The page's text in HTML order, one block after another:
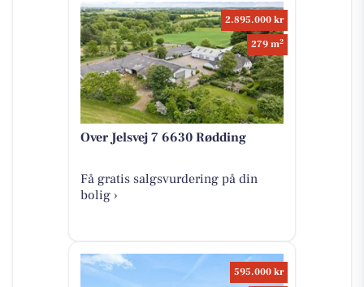
2.895.000 kr
279 m2
Over Jelsvej 7 6630 Rødding
Få gratis salgsvurdering på din
bolig ›
595.000 kr